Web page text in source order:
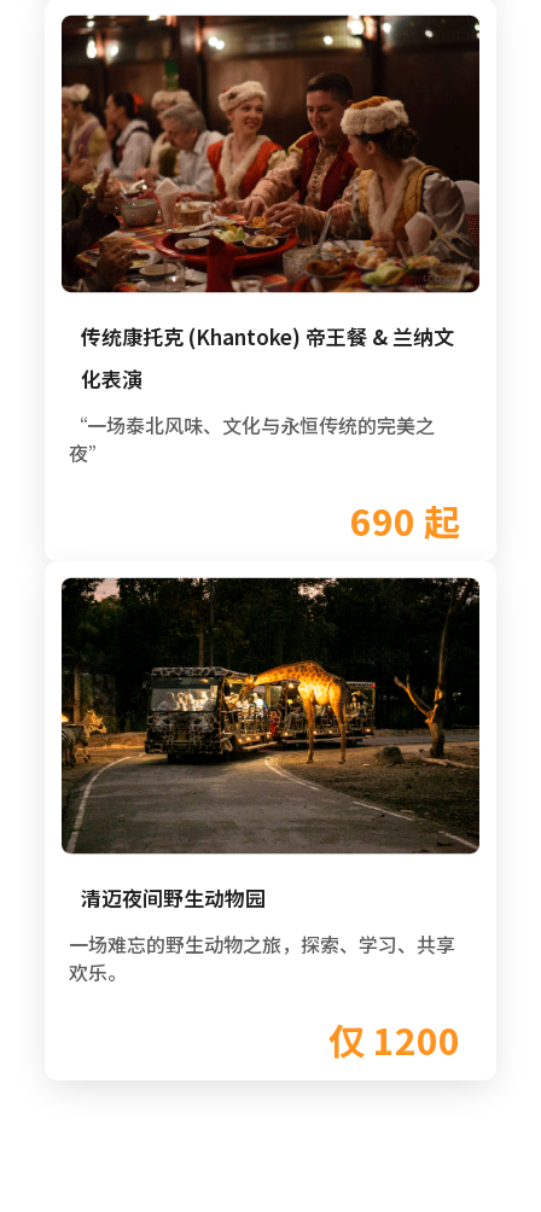
传统康托克 (Khantoke) 帝王餐 & 兰纳文
化表演
“一场泰北风味、文化与永恒传统的完美之
夜”
690 起
清迈夜间野生动物园
一场难忘的野生动物之旅，探索、学习、共享
欢乐。
仅 1200